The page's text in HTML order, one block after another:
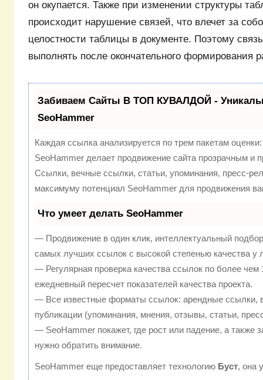
он окупается. Также при изменении структуры
происходит нарушение связей, что влечет за
целостности таблицы в документе. Поэтому
выполнять после окончательного формирования
Забиваем Сайты В ТОП КУВАЛДОЙ -
SeoHammer
Каждая ссылка анализируется по трем пакетам
SeoHammer делает продвижение сайта прозрачным и
Ссылки, вечные ссылки, статьи, упоминания, пресс-
максимуму потенциал SeoHammer для продвижения
Что умеет делать SeoHammer
— Продвижение в один клик, интеллектуальный подбор
самых лучших ссылок с высокой степенью качества у
— Регулярная проверка качества ссылок по более чем
ежедневный пересчет показателей качества проекта.
— Все известные форматы ссылок: арендные ссылки,
публикации (упоминания, мнения, отзывы, статьи,
— SeoHammer покажет, где рост или падение, а также
нужно обратить внимание.
SeoHammer еще предоставляет технологию Буст, она